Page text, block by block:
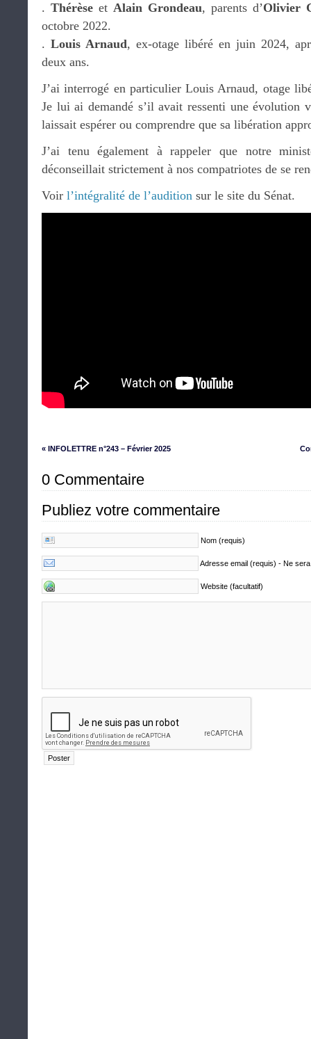
. Thérèse et Alain Grondeau, parents d’Olivier
octobre 2022.
. Louis Arnaud, ex-otage libéré en juin 2024,
deux ans.
J’ai interrogé en particulier Louis Arnaud, otage
Je lui ai demandé s’il avait ressenti une évolution
laissait espérer ou comprendre que sa libération
J’ai tenu également à rappeler que notre
déconseillait strictement à nos compatriotes de se
Voir l’intégralité de l’audition sur le site du Sénat.
« INFOLETTRE n°243 – Février 2025
0 Commentaire
Publiez votre commentaire
Nom (requis)
Adresse email (requis) - Ne
Website (facultatif)